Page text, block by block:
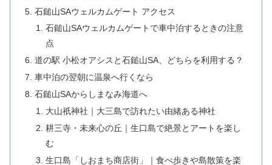
石鎚山SAウェルカムゲート アクセス
石鎚山SAウェルカムゲートで車中泊するときの注意
点
道の駅 小松オアシスと石鎚山SA、どちらを利用する？
車中泊の翌朝に温泉へ行くなら
石鎚山SAからしまなみ海道へ
大山祇神社｜大三島で訪れたい由緒ある神社
耕三寺・未来心の丘｜生口島で絶景とアートを楽し
む
生口島「しおまち商店街」｜食べ歩きや島散策を楽